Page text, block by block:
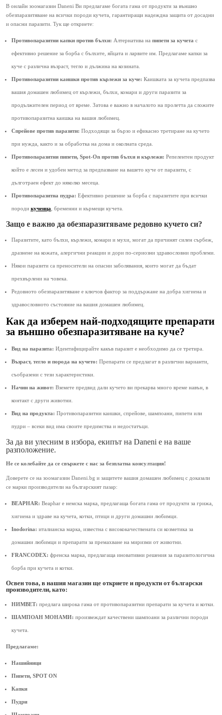
В онлайн зоомагазин Daneni Ви предлагаме богата гама от продукти за външно
обезпаразитяване на всички породи кучета, гарантиращи надеждна защита от досадни
и опасни паразити. Тук ще откриете:
Противопаразитни капки против бълхи: Алтернатива на пипети за кучета с
ефективно решение за борба с бълхите, яйцата и ларвите им. Предлагаме капки за
куче с различна възраст, тегло и дължина на козината.
Противопаразитни каишки против кърлежи за куче: Каишката за кучета предпазва
вашия домашен любимец от кърлежи, бълхи, комари и други паразити за
продължителен период от време. Затова е важно в началото на пролетта да сложите
противопаразитна каишка на вашия любимец.
Спрейове против паразити: Подходящи за бързо и ефикасно третиране на кучето
при нужда, както и за обработка на дома и околната среда.
Противопаразитни пипети, Spot-On против бълхи и кърлежи: Репелентен продукт
който е лесен и удобен метод за предпазване на вашето куче от паразити, с
дълготраен ефект до няколко месеца.
Противопаразитна пудра: Ефективно решение за борба с паразитите при всички
породи кученца , бременни и кърмещи кучета.
Защо е важно да обезпаразитяваме редовно кучето си?
Паразитите, като бълхи, кърлежи, комари и мухи, могат да причинят силен сърбеж,
дразнене на кожата, алергични реакции и дори по-сериозни здравословни проблеми.
Някои паразити са преносители на опасни заболявания, които могат да бъдат
прехвърлени на човека.
Редовното обезпаразитяване е ключов фактор за поддържане на добра хигиена и
здравословното състояние на вашия домашен любимец.
Как да изберем най-подходящите препарати
за външно обезпаразитяване на куче?
Вид на паразита: Идентифицирайте какъв паразит е необходимо да се третира.
Възраст, тегло и порода на кучето: Препарати се предлагат в различни варианти,
съобразени с тези характеристики.
Начин на живот: Вземете предвид дали кучето ви прекарва много време навън, в
контакт с други животни.
Вид на продукта: Противопаразитни каишки, спрейове, шампоани, пипети или
пудри – всеки вид има своите предимства и недостатъци.
За да ви улесним в избора, екипът на Daneni е на ваше
разположение.
Не се колебайте да се свържете с нас за безплатна консултация!
Доверете се на зоомагазин Daneni.bg и защитете вашия домашен любимец с доказали
се марки производители на българският пазар:
BEAPHAR: Beaphar e немска марка, предлагаща богата гама от продукти за грижа,
хигиена и здраве на кучета, котки, птици и други домашни любимци.
Inodorina: италианска марка, известна с висококачествената си козметика за
домашни любимци и препарати за премахване на миризми от животни.
FRANCODEX: френска марка, предлагаща иновативни решения за паразитологична
борба при кучета и котки.
Освен това, в нашия магазин ще откриете и продукти от български
производители, като:
НИМВЕТ: предлага широка гама от противопаразитни препарати за кучета и котки.
ШАМПОАН МОНАМИ: произвеждат качествени шампоани за различни породи
кучета.
Предлагаме:
Нашийници
Пипети, SPOT ON
Капки
Пудри